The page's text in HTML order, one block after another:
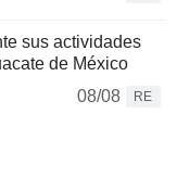
sus actividades
de México
08/08
RE